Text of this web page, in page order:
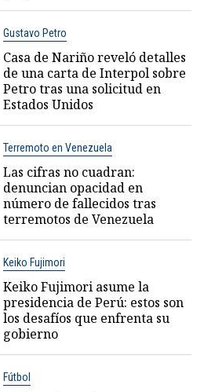
Gustavo Petro
Casa de Nariño reveló detalles
de una carta de Interpol sobre
Petro tras una solicitud en
Estados Unidos
Terremoto en Venezuela
Las cifras no cuadran:
denuncian opacidad en
número de fallecidos tras
terremotos de Venezuela
Keiko Fujimori
Keiko Fujimori asume la
presidencia de Perú: estos son
los desafíos que enfrenta su
gobierno
Fútbol